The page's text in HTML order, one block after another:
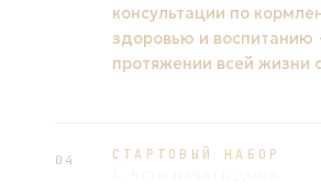
консультации по
здоровью и воспитанию
протяжении всей жизни
04 СТАРТОВЫЙ НАБОР